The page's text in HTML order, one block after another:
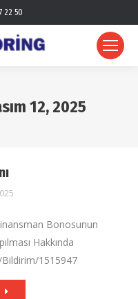
22 50
12, 2025
Bonosunun
Hakkında
1515947